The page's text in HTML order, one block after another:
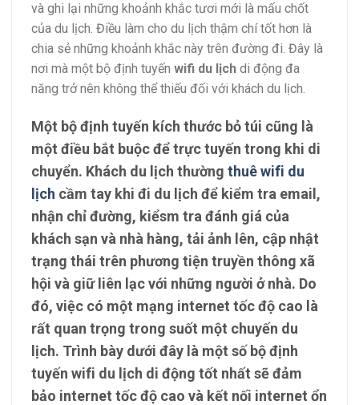
và ghi lại những khoảnh khắc tươi mới là mấu chốt
của du lịch. Điều làm cho du lịch thậm chí tốt hơn là
chia sẻ những khoảnh khắc này trên đường đi. Đây là
nơi mà một bộ định tuyến wifi du lịch di động đa
năng trở nên không thể thiếu đối với khách du lịch.
Một bộ định tuyến kích thước bỏ túi cũng là
một điều bắt buộc để trực tuyến trong khi di
chuyển. Khách du lịch thường thuê wifi du
lịch cầm tay khi đi du lịch để kiểm tra email,
nhận chỉ đường, kiểsm tra đánh giá của
khách sạn và nhà hàng, tải ảnh lên, cập nhật
trạng thái trên phương tiện truyền thông xã
hội và giữ liên lạc với những người ở nhà. Do
đó, việc có một mạng internet tốc độ cao là
rất quan trọng trong suốt một chuyến du
lịch. Trình bày dưới đây là một số bộ định
tuyến wifi du lịch di động tốt nhất sẽ đảm
bảo internet tốc độ cao và kết nối internet ổn